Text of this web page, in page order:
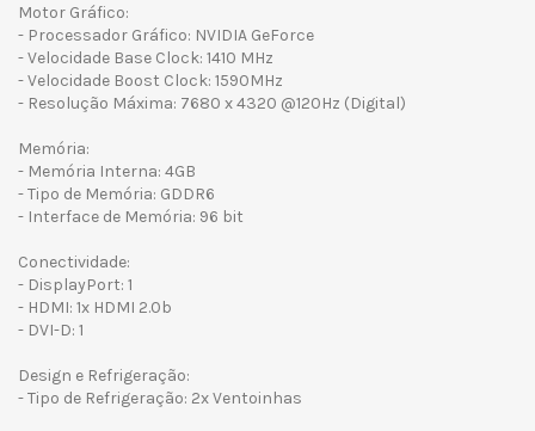
Motor Gráfico:
- Processador Gráfico: NVIDIA GeForce
- Velocidade Base Clock: 1410 MHz
- Velocidade Boost Clock: 1590MHz
- Resolução Máxima: 7680 x 4320 @120Hz (Digital)
Memória:
- Memória Interna: 4GB
- Tipo de Memória: GDDR6
- Interface de Memória: 96 bit
Conectividade:
- DisplayPort: 1
- HDMI: 1x HDMI 2.0b
- DVI-D: 1
Design e Refrigeração:
- Tipo de Refrigeração: 2x Ventoinhas